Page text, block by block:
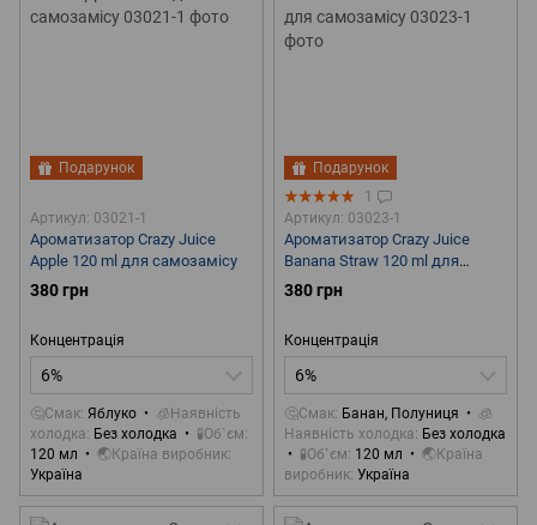
Подарунок
Артикул: 03021-1
Ароматизатор Crazy Juice
Apple 120 ml для самозамісу
380 грн
Концентрація
6%
🤔Смак Яблуко
🧊Наявність
холодка
Без холодка
🧪Об`єм
120 мл
🌏Країна виробник
Україна
Подарунок
1
Артикул: 03023-1
Ароматизатор Crazy Juice
Banana Straw 120 ml для
самозамісу
380 грн
Концентрація
6%
🤔Смак Банан, Полуниця
🧊
Наявність холодка
Без холодка
🧪Об`єм 120 мл
🌏Країна
виробник Україна